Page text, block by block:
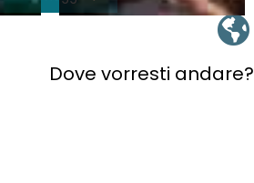
Dove vorresti andare?